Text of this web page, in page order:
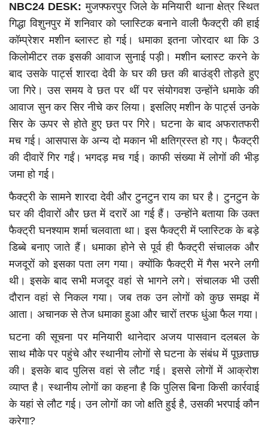
NBC24 DESK:मुजफ्फरपुर जिले के मनियारी थाना क्षेत्र स्थित
गिद्धा विशुनपुर में शनिवार को प्लास्टिक बनाने वाली फैक्ट्री की हाई
कॉम्प्रेशर मशीन ब्लास्ट हो गई। धमाका इतना जोरदार था कि 3
किलोमीटर तक इसकी आवाज सुनाई पड़ी। मशीन ब्लास्ट करने के
बाद उसके पार्ट्स शारदा देवी के घर की छत की बाउंड्री तोड़ते हुए
जा गिरे। उस समय वे छत पर थीं पर संयोगवश उन्होंने धमाके की
आवाज सुन कर सिर नीचे कर लिया। इसलिए मशीन के पार्ट्स उनके
सिर के ऊपर से होते हुए छत पर गिरे। घटना के बाद अफरातफरी
मच गई। आसपास के अन्य दो मकान भी क्षतिग्रस्त हो गए। फैक्ट्री
की दीवारें गिर गईं। भगदड़ मच गई। काफी संख्या में लोगों की भीड़
जमा हो गई।
फैक्ट्री के सामने शारदा देवी और टुनटुन राय का घर है। टुनटुन के
घर की दीवारों और छत में दरारें आ गई हैं। उन्होंने बताया कि उक्त
फैक्ट्री घनश्याम शर्मा चलवाता था। इस फैक्ट्री में प्लास्टिक के बड़े
डिब्बे बनाए जाते हैं। धमाका होने से पूर्व ही फैक्ट्री संचालक और
मजदूरों को इसका पता लग गया। क्योंकि फैक्ट्री में गैस भरने लगी
थी। इसके बाद सभी मजदूर वहां से भागने लगे। संचालक भी उसी
दौरान वहां से निकल गया। जब तक उन लोगों को कुछ समझ में
आता। अचानक से तेज धमाका हुआ और चारों तरफ धुंआ फैल गया।
घटना की सूचना पर मनियारी थानेदार अजय पासवान दलबल के
साथ मौके पर पहुंचे और स्थानीय लोगों से घटना के संबंध में पूछताछ
की। इसके बाद पुलिस वहां से लौट गई। इससे लोगों में आक्रोश
व्याप्त है। स्थानीय लोगों का कहना है कि पुलिस बिना किसी कार्रवाई
के यहां से लौट गई। उन लोगों का जो क्षति हुई है, उसकी भरपाई कौन
करेगा?